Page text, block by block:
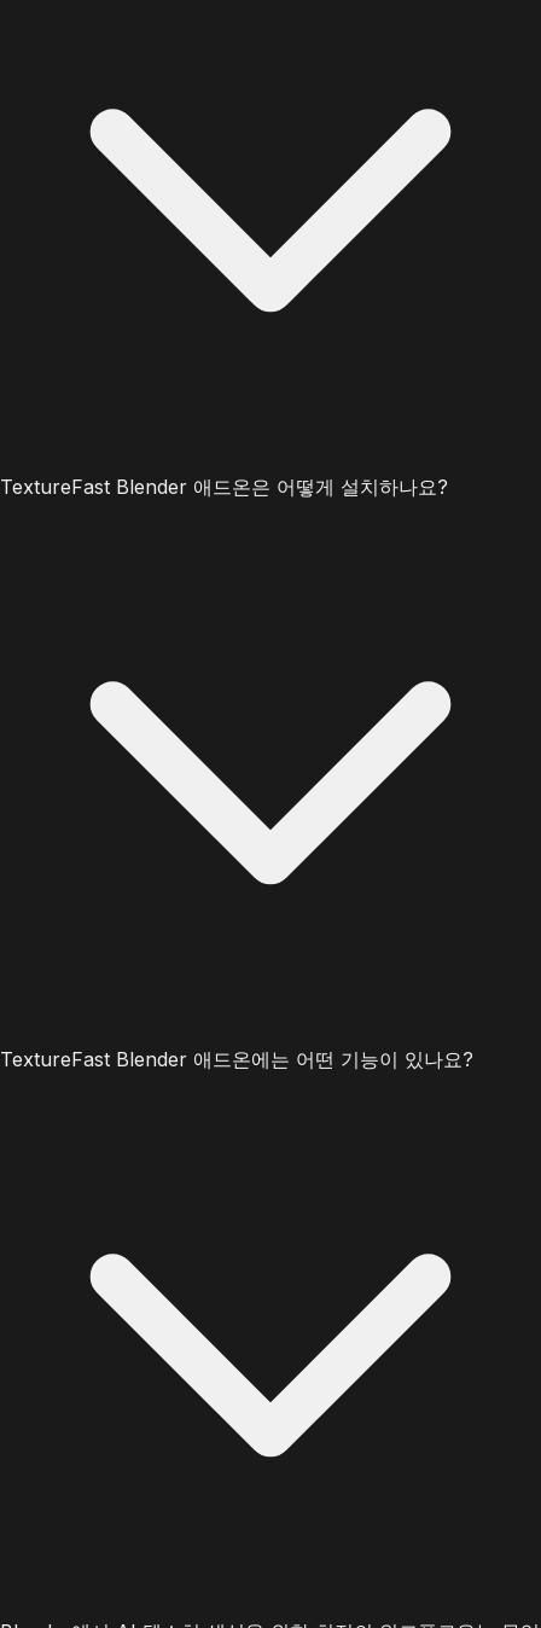
TextureFast Blender 애드온은 어떻게 설치하나요?
TextureFast Blender 애드온에는 어떤 기능이 있나요?